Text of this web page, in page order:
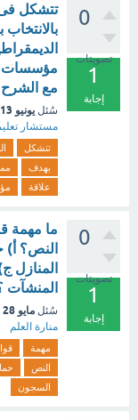
0
تصويتات
1
إجابة
تتشكل
مؤسسات
مع الشرح
سُئل يونيو 13
مستشار
تتشكل
بهدف
علاقة
0
تصويتات
1
إجابة
ما مهمة
النص؟ أ)
المنازل
المنشآت
سُئل مايو 28
منارة العلم
مهمة
النص
السجون